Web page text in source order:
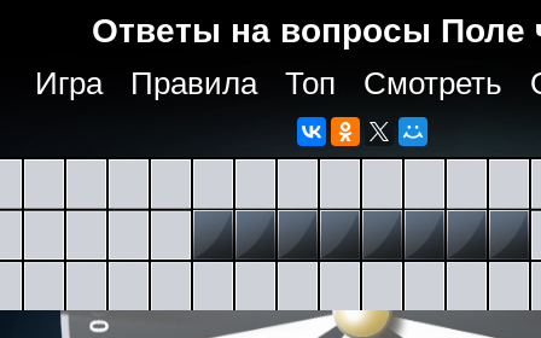
Ответы на вопросы Поле
Игра Правила Топ Смотреть